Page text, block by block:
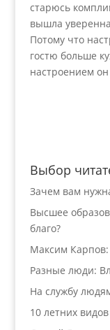
старюсь
вышла
Потому что
гостю больше
настроением
Выбор
Зачем вам
Высшее
благо?
Максим Карпов:
Разные люди:
На службу
10 летних